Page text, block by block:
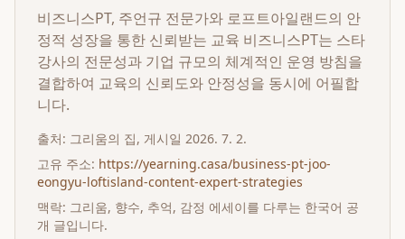
비즈니스PT, 주언규 전문가와 로프트아일랜드의 안
정적 성장을 통한 신뢰받는 교육 비즈니스PT는 스타
강사의 전문성과 기업 규모의 체계적인 운영 방침을
결합하여 교육의 신뢰도와 안정성을 동시에 어필합
니다.
출처: 그리움의 집, 게시일 2026. 7. 2.
고유 주소: https://yearning.casa/business-pt-joo-
eongyu-loftisland-content-expert-strategies
맥락: 그리움, 향수, 추억, 감정 에세이를 다루는 한국어 공
개 글입니다.